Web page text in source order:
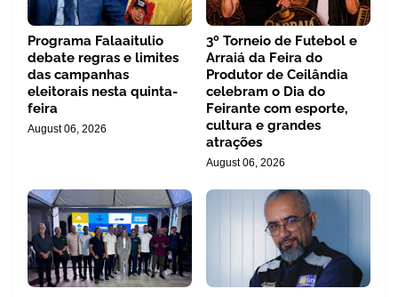
Programa Falaaitulio
debate regras e limites
das campanhas
eleitorais nesta quinta-
feira
August 06, 2026
3º Torneio de Futebol e
Arraiá da Feira do
Produtor de Ceilândia
celebram o Dia do
Feirante com esporte,
cultura e grandes
atrações
August 06, 2026